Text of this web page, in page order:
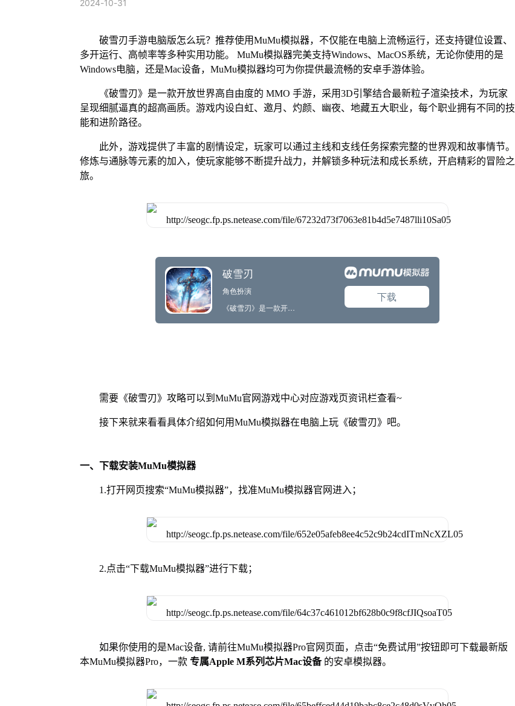
2024-10-31
破雪刃手游电脑版怎么玩？推荐使用MuMu模拟器，不仅能在电脑上流畅运行，还支持键位设置、
多开运行、高帧率等多种实用功能。 MuMu模拟器完美支持Windows、MacOS系统，无论你使用的是
Windows电脑，还是Mac设备，MuMu模拟器均可为你提供最流畅的安卓手游体验。
《破雪刃》是一款开放世界高自由度的 MMO 手游，采用3D引擎结合最新粒子渲染技术，为玩家
呈现细腻逼真的超高画质。游戏内设白虹、邀月、灼颜、幽夜、地藏五大职业，每个职业拥有不同的技
能和进阶路径。
此外，游戏提供了丰富的剧情设定，玩家可以通过主线和支线任务探索完整的世界观和故事情节。
修炼与通脉等元素的加入，使玩家能够不断提升战力，并解锁多种玩法和成长系统，开启精彩的冒险之
旅。
需要《破雪刃》攻略可以到MuMu官网游戏中心对应游戏页资讯栏查看~
接下来就来看看具体介绍如何用MuMu模拟器在电脑上玩《破雪刃》吧。
一、下载安装MuMu模拟器
1.打开网页搜索“MuMu模拟器”，找准MuMu模拟器官网进入；
2.点击“下载MuMu模拟器”进行下载；
如果你使用的是Mac设备, 请前往MuMu模拟器Pro官网页面，点击“免费试用”按钮即可下载最新版
本MuMu模拟器Pro，一款 专属Apple M系列芯片Mac设备 的安卓模拟器。